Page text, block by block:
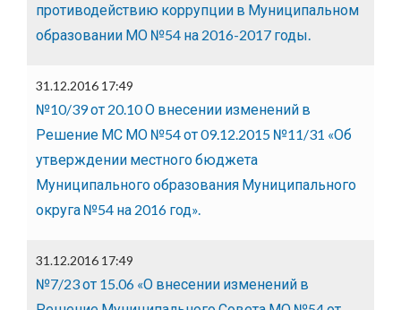
противодействию коррупции в Муниципальном
образовании МО №54 на 2016-2017 годы.
31.12.2016 17:49
№10/39 от 20.10 О внесении изменений в
Решение МС МО №54 от 09.12.2015 №11/31 «Об
утверждении местного бюджета
Муниципального образования Муниципального
округа №54 на 2016 год».
31.12.2016 17:49
№7/23 от 15.06 «О внесении изменений в